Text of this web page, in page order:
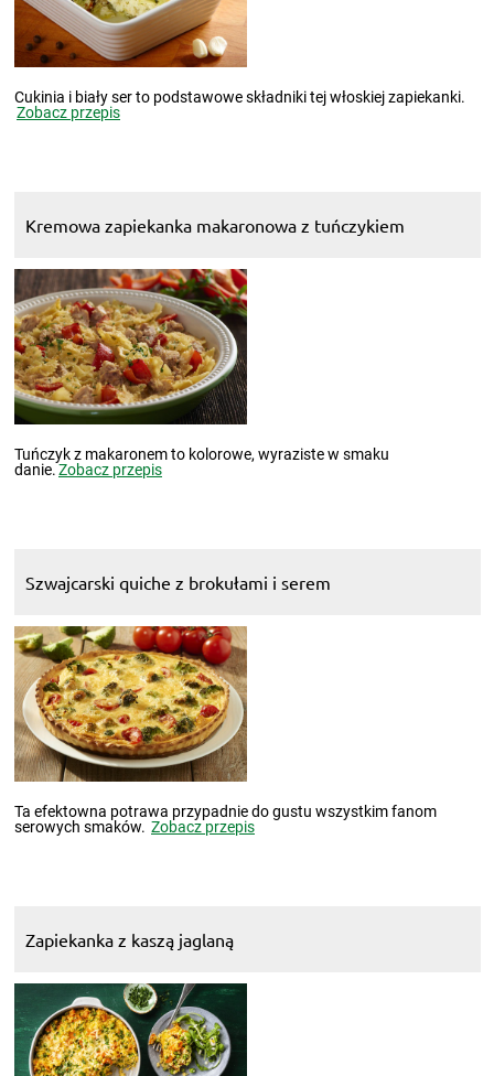
Cukinia i biały ser to podstawowe składniki tej włoskiej zapiekanki.
Zobacz przepis
Kremowa zapiekanka makaronowa z tuńczykiem
Tuńczyk z makaronem to kolorowe, wyraziste w smaku
danie.Zobacz przepis
Szwajcarski quiche z brokułami i serem
Ta efektowna potrawa przypadnie do gustu wszystkim fanom
serowych smaków. Zobacz przepis
Zapiekanka z kaszą jaglaną